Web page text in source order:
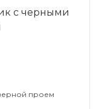
с черными
проем